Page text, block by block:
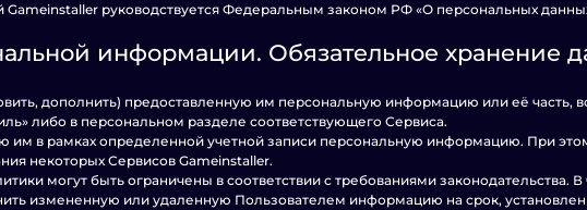
руководствуется Федеральным законом РФ «О персональных
информации. Обязательное хранение
дополнить) предоставленную им персональную информацию или её часть,
либо в персональном разделе соответствующего Сервиса.
им в рамках определенной учетной записи персональную информацию. При
некоторых Сервисов Gameinstaller.
могут быть ограничены в соответствии с требованиями законодательства. В
измененную или удаленную Пользователем информацию на срок,